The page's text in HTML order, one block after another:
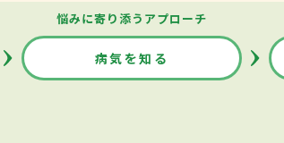
悩みに寄り添うアプローチ
病気を知る